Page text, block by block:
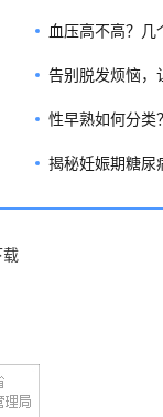
血压高不高？几
告别脱发烦恼，
性早熟如何分类？
揭秘妊娠期糖
担之应对指南
载